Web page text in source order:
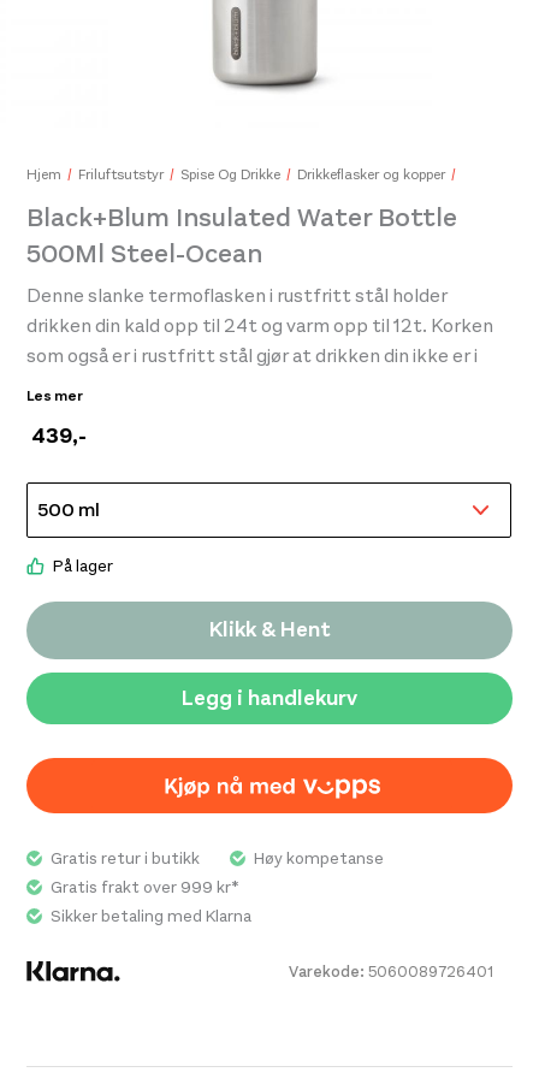
399,-
Hjem Friluftsutstyr Spise Og Drikke Drikkeflasker og kopper
Black+Blum Insulated Water Bottle
500Ml Steel-Ocean
439,-
Denne slanke termoflasken i rustfritt stål holder
drikken din kald opp til 24t og varm opp til 12t. Korken
som også er i rustfritt stål gjør at drikken din ikke er i
kontakt med plast. Veganlærstroppen som er festet til
praktiske årsaker..
Lekker høykvalitets termo-drikkeflaske i stål.
Lekasjefri!
På lager
Klikk & Hent
Legg i handlekurv
Varekode: 5060089726401
Les mer
Gratis retur i butikk
Høy kompetanse
Gratis frakt over 999 kr*
Sikker betaling med Klarna